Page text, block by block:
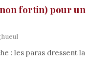
fortin) pour un
: les paras dressent la